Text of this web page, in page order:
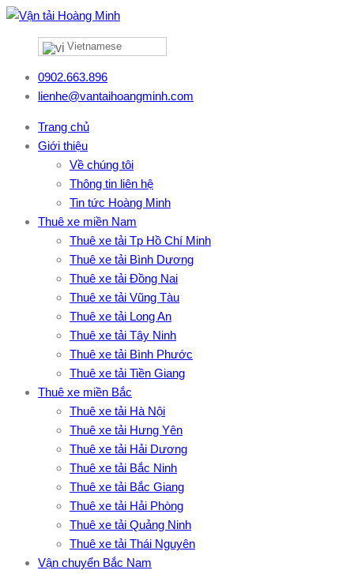
Vietnamese
0902.663.896
lienhe@vantaihoangminh.com
Trang chủ
Giới thiệu
Về chúng tôi
Thông tin liên hệ
Tin tức Hoàng Minh
Thuê xe miền Nam
Thuê xe tải Tp Hồ Chí Minh
Thuê xe tải Bình Dương
Thuê xe tải Đồng Nai
Thuê xe tải Vũng Tàu
Thuê xe tải Long An
Thuê xe tải Tây Ninh
Thuê xe tải Bình Phước
Thuê xe tải Tiền Giang
Thuê xe miền Bắc
Thuê xe tải Hà Nội
Thuê xe tải Hưng Yên
Thuê xe tải Hải Dương
Thuê xe tải Bắc Ninh
Thuê xe tải Bắc Giang
Thuê xe tải Hải Phòng
Thuê xe tải Quảng Ninh
Thuê xe tải Thái Nguyên
Vận chuyển Bắc Nam